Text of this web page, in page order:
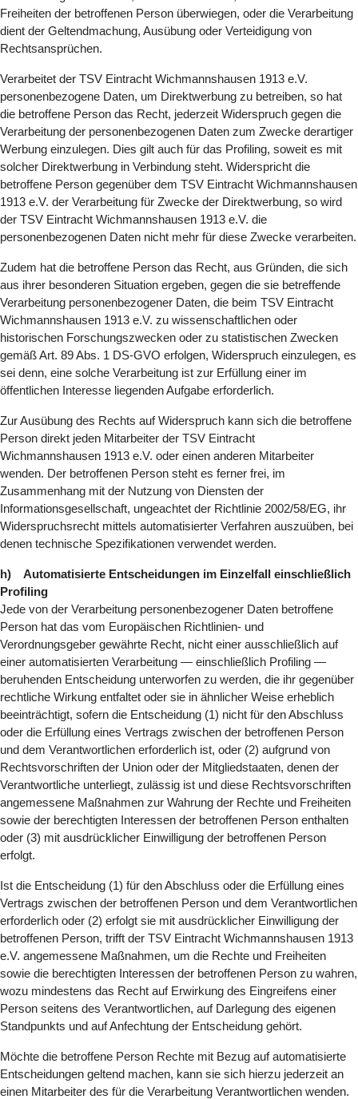
Freiheiten der betroffenen Person überwiegen, oder die Verarbeitung
dient der Geltendmachung, Ausübung oder Verteidigung von
Rechtsansprüchen.
Verarbeitet der TSV Eintracht Wichmannshausen 1913 e.V.
personenbezogene Daten, um Direktwerbung zu betreiben, so hat
die betroffene Person das Recht, jederzeit Widerspruch gegen die
Verarbeitung der personenbezogenen Daten zum Zwecke derartiger
Werbung einzulegen. Dies gilt auch für das Profiling, soweit es mit
solcher Direktwerbung in Verbindung steht. Widerspricht die
betroffene Person gegenüber dem TSV Eintracht Wichmannshausen
1913 e.V. der Verarbeitung für Zwecke der Direktwerbung, so wird
der TSV Eintracht Wichmannshausen 1913 e.V. die
personenbezogenen Daten nicht mehr für diese Zwecke verarbeiten.
Zudem hat die betroffene Person das Recht, aus Gründen, die sich
aus ihrer besonderen Situation ergeben, gegen die sie betreffende
Verarbeitung personenbezogener Daten, die beim TSV Eintracht
Wichmannshausen 1913 e.V. zu wissenschaftlichen oder
historischen Forschungszwecken oder zu statistischen Zwecken
gemäß Art. 89 Abs. 1 DS-GVO erfolgen, Widerspruch einzulegen, es
sei denn, eine solche Verarbeitung ist zur Erfüllung einer im
öffentlichen Interesse liegenden Aufgabe erforderlich.
Zur Ausübung des Rechts auf Widerspruch kann sich die betroffene
Person direkt jeden Mitarbeiter der TSV Eintracht
Wichmannshausen 1913 e.V. oder einen anderen Mitarbeiter
wenden. Der betroffenen Person steht es ferner frei, im
Zusammenhang mit der Nutzung von Diensten der
Informationsgesellschaft, ungeachtet der Richtlinie 2002/58/EG, ihr
Widerspruchsrecht mittels automatisierter Verfahren auszuüben, bei
denen technische Spezifikationen verwendet werden.
h) Automatisierte Entscheidungen im Einzelfall einschließlich
Profiling
Jede von der Verarbeitung personenbezogener Daten betroffene
Person hat das vom Europäischen Richtlinien- und
Verordnungsgeber gewährte Recht, nicht einer ausschließlich auf
einer automatisierten Verarbeitung — einschließlich Profiling —
beruhenden Entscheidung unterworfen zu werden, die ihr gegenüber
rechtliche Wirkung entfaltet oder sie in ähnlicher Weise erheblich
beeinträchtigt, sofern die Entscheidung (1) nicht für den Abschluss
oder die Erfüllung eines Vertrags zwischen der betroffenen Person
und dem Verantwortlichen erforderlich ist, oder (2) aufgrund von
Rechtsvorschriften der Union oder der Mitgliedstaaten, denen der
Verantwortliche unterliegt, zulässig ist und diese Rechtsvorschriften
angemessene Maßnahmen zur Wahrung der Rechte und Freiheiten
sowie der berechtigten Interessen der betroffenen Person enthalten
oder (3) mit ausdrücklicher Einwilligung der betroffenen Person
erfolgt.
Ist die Entscheidung (1) für den Abschluss oder die Erfüllung eines
Vertrags zwischen der betroffenen Person und dem Verantwortlichen
erforderlich oder (2) erfolgt sie mit ausdrücklicher Einwilligung der
betroffenen Person, trifft der TSV Eintracht Wichmannshausen 1913
e.V. angemessene Maßnahmen, um die Rechte und Freiheiten
sowie die berechtigten Interessen der betroffenen Person zu wahren,
wozu mindestens das Recht auf Erwirkung des Eingreifens einer
Person seitens des Verantwortlichen, auf Darlegung des eigenen
Standpunkts und auf Anfechtung der Entscheidung gehört.
Möchte die betroffene Person Rechte mit Bezug auf automatisierte
Entscheidungen geltend machen, kann sie sich hierzu jederzeit an
einen Mitarbeiter des für die Verarbeitung Verantwortlichen wenden.